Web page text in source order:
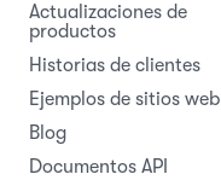
Actualizaciones de
productos
Historias de clientes
Ejemplos de sitios web
Blog
Documentos API